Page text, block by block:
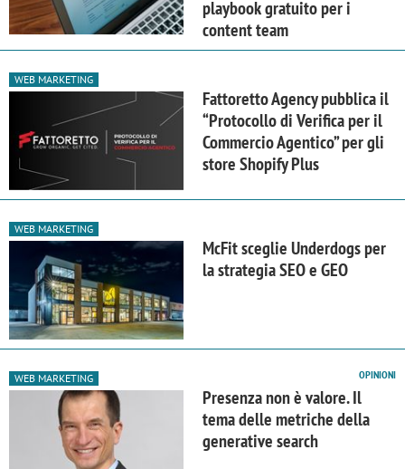
playbook gratuito per i
content team
WEB MARKETING
Fattoretto Agency pubblica il
“Protocollo di Verifica per il
Commercio Agentico” per gli
store Shopify Plus
WEB MARKETING
McFit sceglie Underdogs per
la strategia SEO e GEO
WEB MARKETING OPINIONI
Presenza non è valore. Il
tema delle metriche della
generative search